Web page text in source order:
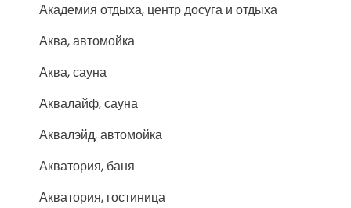
Академия отдыха, центр досуга и отдыха
Аква, автомойка
Аква, сауна
Аквалайф, сауна
Аквалэйд, автомойка
Акватория, баня
Акватория, гостиница